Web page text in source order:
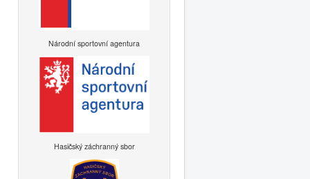
Národní sportovní agentura
Hasičský záchranný sbor